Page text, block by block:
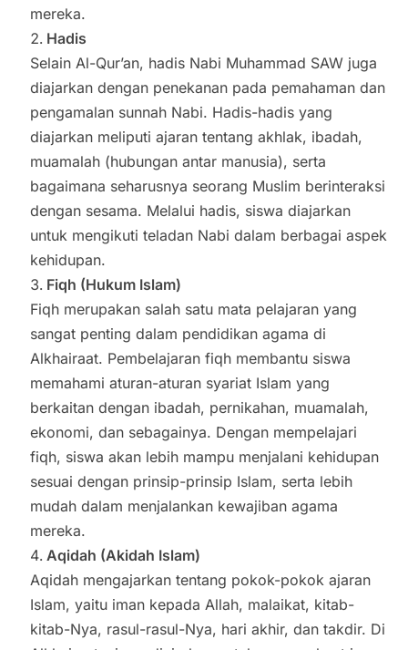
mereka.
Hadis
Selain Al-Qur’an, hadis Nabi Muhammad SAW juga
diajarkan dengan penekanan pada pemahaman dan
pengamalan sunnah Nabi. Hadis-hadis yang
diajarkan meliputi ajaran tentang akhlak, ibadah,
muamalah (hubungan antar manusia), serta
bagaimana seharusnya seorang Muslim berinteraksi
dengan sesama. Melalui hadis, siswa diajarkan
untuk mengikuti teladan Nabi dalam berbagai aspek
kehidupan.
Fiqh (Hukum Islam)
Fiqh merupakan salah satu mata pelajaran yang
sangat penting dalam pendidikan agama di
Alkhairaat. Pembelajaran fiqh membantu siswa
memahami aturan-aturan syariat Islam yang
berkaitan dengan ibadah, pernikahan, muamalah,
ekonomi, dan sebagainya. Dengan mempelajari
fiqh, siswa akan lebih mampu menjalani kehidupan
sesuai dengan prinsip-prinsip Islam, serta lebih
mudah dalam menjalankan kewajiban agama
mereka.
Aqidah (Akidah Islam)
Aqidah mengajarkan tentang pokok-pokok ajaran
Islam, yaitu iman kepada Allah, malaikat, kitab-
kitab-Nya, rasul-rasul-Nya, hari akhir, dan takdir. Di